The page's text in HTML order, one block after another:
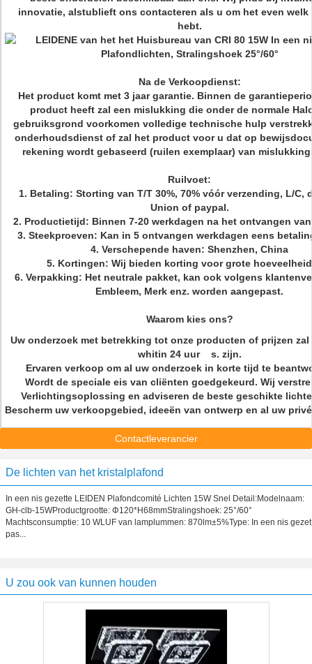
innovatie, alstublieft ons contacteren als u om het even welk
hebt.
Na de Verkoopdienst:
Het product komt met 3 jaar garantie. Binnen de
product heeft zal een mislukking die onder de normale
gebruiksgrond voorkomen volledige technische hulp
onderhoudsdienst of zal het product voor u dat op
rekening wordt gebaseerd (ruilen exemplaar) van
Ruilvoet:
1. Betaling: Storting van T/T 30%, 70% vóór verzending, L/C,
Union of paypal.
2. Productietijd: Binnen 7-20 werkdagen na het ontvangen
3. Steekproeven: Kan in 5 ontvangen werkdagen eens
4. Verschepende haven: Shenzhen, China
5. Kortingen: Wij bieden korting voor grote
6. Verpakking: Het neutrale pakket, kan ook volgens
Embleem, Merk enz. worden aangepast.
Waarom kies ons?
Uw onderzoek met betrekking tot onze producten of prijzen
whitin 24 uur s. zijn.
Ervaren verkoop om al uw onderzoek in korte tijd te
Wordt de speciale eis van cliënten goedgekeurd. Wij
Verlichtingsoplossing en adviseren de beste geschikte
Bescherm uw verkoopgebied, ideeën van ontwerp en al uw
Contactleverancier
De lichten van het kristalplafond
In een nis gezette LEIDEN Plafondcomité Lichten 15W Snel Detail:Modelnaam:
GH-clb-15WProductgrootte: Φ120*H68mmStralingshoek: 25°/60°
Machtsconsumptie: 10 WLUF van lamplummen: 870lm±5%Type: In een nis gezet
pas...
U zou ook van kunnen houden